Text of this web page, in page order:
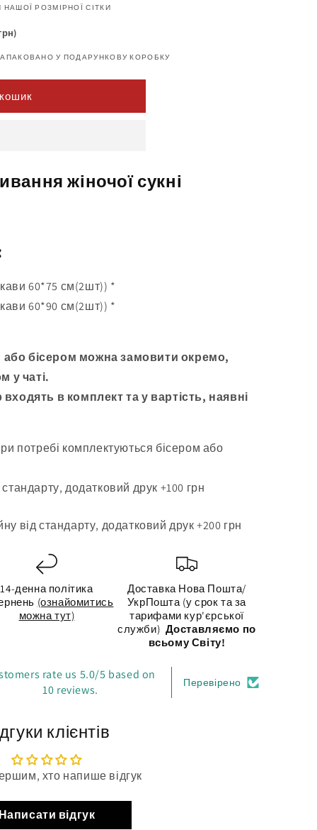
РОЗМІРНОЇ СІТКИ
У ПОДАРУНКОВУ КОРОБКУ
жіночої сукні
60*75 см(2шт)) *
60*90 см(2шт)) *
або бісером можна замовити окремо,
у чаті.
в комплект та у вартість, наявні
потребі комплектуються бісером або
додатковий друк +100 грн
від стандарту, додатковий друк +200 грн
14-денна політика
(ознайомитись
можна тут)
Доставка Нова Пошта/
УкрПошта (у срок та за
тарифами кур'єрської
служби) Доставляємо по
всьому Світу!
rate us 5.0/5 based on
10 reviews.
Перевірено
клієнтів
хто напише відгук
Написати відгук